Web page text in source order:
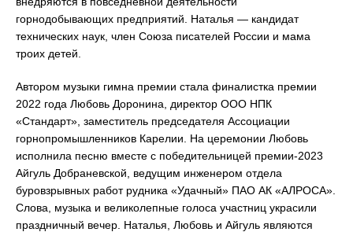
горнодобывающих предприятий. Наталья — кандидат
технических наук, член Союза писателей России и мама
троих детей.
Автором музыки гимна премии стала финалистка премии
2022 года Любовь Доронина, директор ООО НПК
«Стандарт», заместитель председателя Ассоциации
горнопромышленников Карелии. На церемонии Любовь
исполнила песню вместе с победительницей премии-2023
Айгуль Добраневской, ведущим инженером отдела
буровзрывных работ рудника «Удачный» ПАО АК «АЛРОСА».
Слова, музыка и великолепные голоса участниц украсили
праздничный вечер. Наталья, Любовь и Айгуль являются